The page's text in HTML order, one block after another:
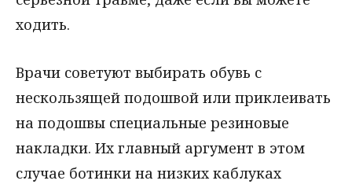
ходить.
Врачи советуют выбирать обувь с
нескользящей подошвой или приклеивать
на подошвы специальные резиновые
накладки. Их главный аргумент в этом
случае ботинки на низких каблуках